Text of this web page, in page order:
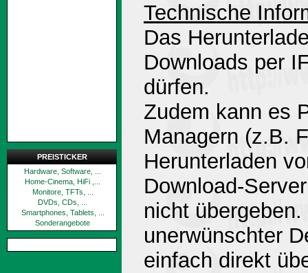
PREISTICKER
Hardware, Software, ...
Home-Cinema, HiFi ,...
Monitore, TFTs, ...
DVDs, CDs, ...
Smartphones, Tablets, ...
Sonderangebote
Technische
Das
Downloads per
dürfen.
Zudem kann es
Managern (z.B.
Herunterladen
Download-
nicht
unerwünschter
einfach direkt